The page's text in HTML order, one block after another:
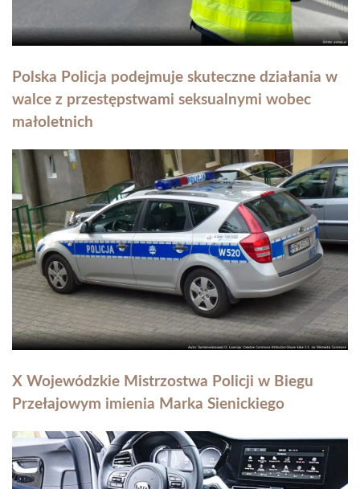
Polska Policja podejmuje skuteczne działania w
walce z przestępstwami seksualnymi wobec
małoletnich
X Wojewódzkie Mistrzostwa Policji w Biegu
Przełajowym imienia Marka Sienickiego